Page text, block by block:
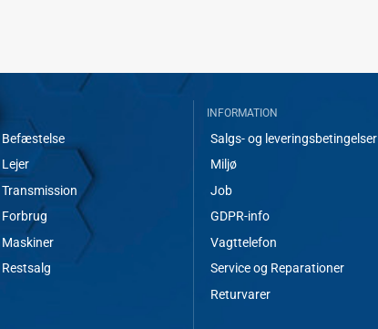
Befæstelse
Lejer
Transmission
Forbrug
Maskiner
Restsalg
INFORMATION
Salgs- og leveringsbetingelser
Miljø
Job
GDPR-info
Vagttelefon
Service og Reparationer
Returvarer